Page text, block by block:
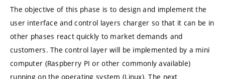
The objective of this phase is to design and implement the
user interface and control layers charger so that it can be in
other phases react quickly to market demands and
customers. The control layer will be implemented by a mini
computer (Raspberry PI or other commonly available)
running on the operating system (Linux). The next